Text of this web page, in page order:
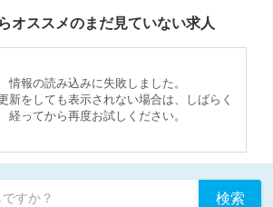
オススメのまだ見ていない求人
情報の読み込みに失敗しました。
新をしても表示されない場合は、しばらく
経ってから再度お試しください。
すか？ 検索